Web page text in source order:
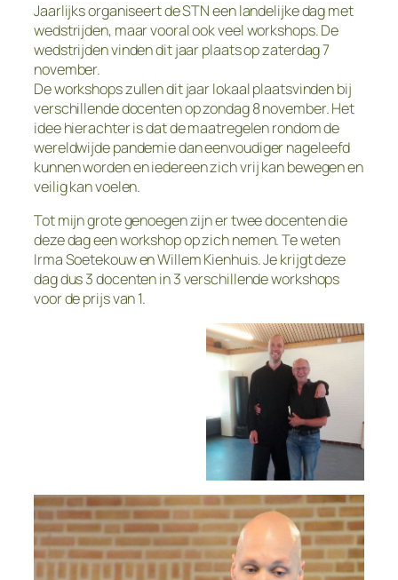
Jaarlijks organiseert de STN een landelijke dag met
wedstrijden, maar vooral ook veel workshops. De
wedstrijden vinden dit jaar plaats op zaterdag 7
november.
De workshops zullen dit jaar lokaal plaatsvinden bij
verschillende docenten op zondag 8 november. Het
idee hierachter is dat de maatregelen rondom de
wereldwijde pandemie dan eenvoudiger nageleefd
kunnen worden en iedereen zich vrij kan bewegen en
veilig kan voelen.
Tot mijn grote genoegen zijn er twee docenten die
deze dag een workshop op zich nemen. Te weten
Irma Soetekouw en Willem Kienhuis. Je krijgt deze
dag dus 3 docenten in 3 verschillende workshops
voor de prijs van 1.